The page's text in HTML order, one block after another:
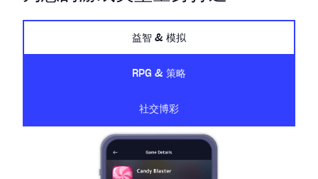
益智 & 模拟
RPG & 策略
社交博彩